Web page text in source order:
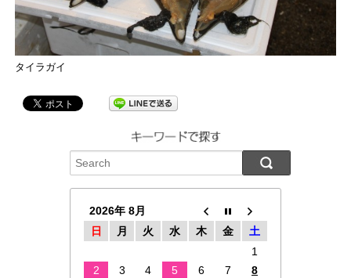
タイラガイ
2026年 8月
日
月 火 水 木 金
土
1
2
3 4 5 6 7
8